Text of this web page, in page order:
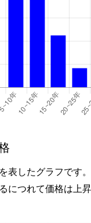
表したグラフです。
につれて価格は上